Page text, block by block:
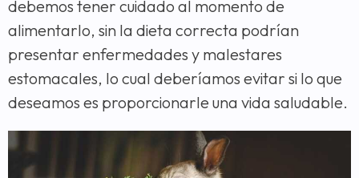
debemos tener cuidado al momento de
alimentarlo, sin la dieta correcta podrían
presentar enfermedades y malestares
estomacales, lo cual deberíamos evitar si lo que
deseamos es proporcionarle una vida saludable.